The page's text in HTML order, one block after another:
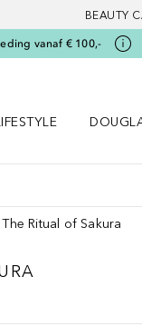
BEAUTY
vanaf € 100,-
Ritual of Sakura